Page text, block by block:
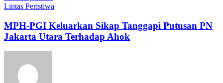
Lintas Peristiwa
MPH-PGI Keluarkan Sikap Tanggapi Putusan PN
Jakarta Utara Terhadap Ahok